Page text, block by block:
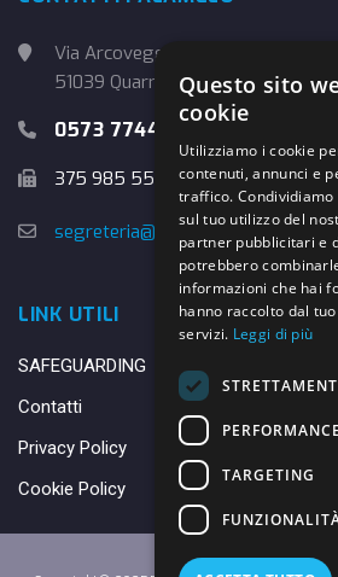
Via Arcoveggio, 4
51039 Quarrata (PT)
0573 774457
375 985 5526
segreteria@danybasket.it
LINK UTILI
SAFEGUARDING
Contatti
Privacy Policy
Cookie Policy
Questo sito
cookie
Utilizziamo i cookie
contenuti, annunci e
traffico.
sul tuo utilizzo del
partner pubblicitari e
potrebbero
informazioni che hai
hanno raccolto dal
servizi. Leggi di più
PERFORMANCE
TARGETING